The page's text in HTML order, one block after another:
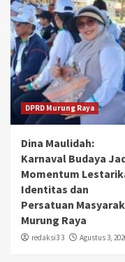
DPRD Murung Raya
Dina Maulidah:
Karnaval Budaya
Momentum
Identitas dan
Persatuan
Murung Raya
redaksi3 3 Agustus 3,